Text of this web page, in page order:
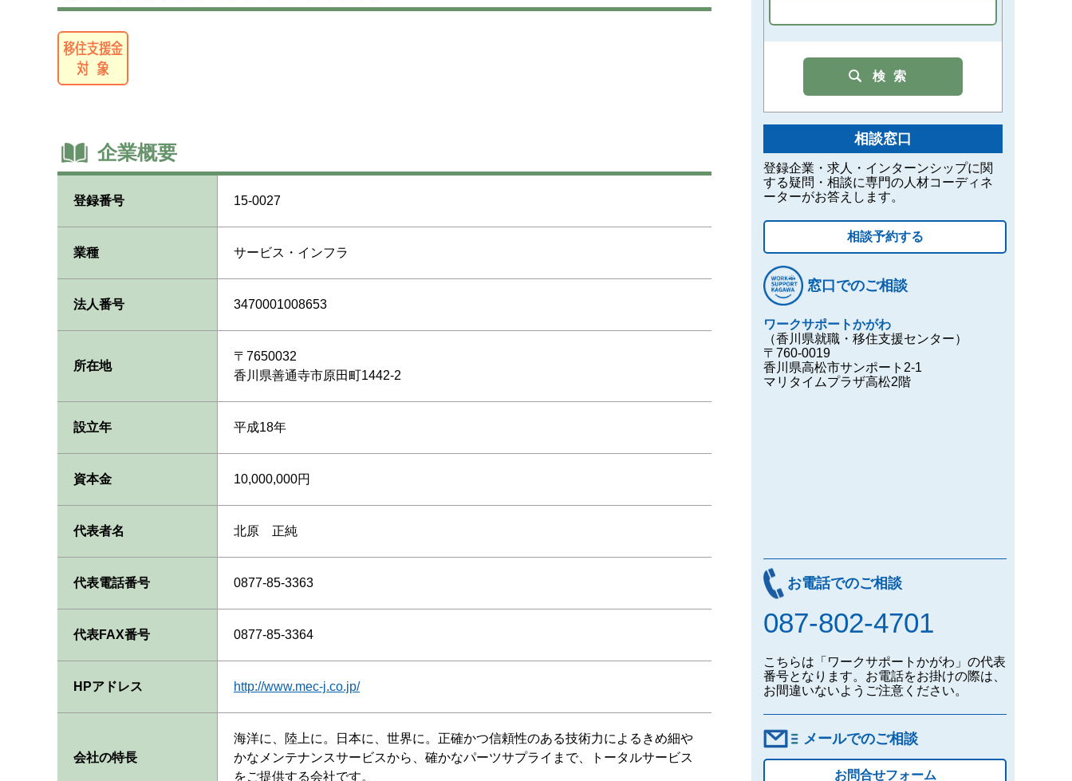
企業概要
登録番号 15-0027
業種 サービス・インフラ
法人番号 3470001008653
所在地
〒7650032
香川県善通寺市原田町1442-2
設立年 平成18年
資本金 10,000,000円
代表者名 北原 正純
代表電話番号 0877-85-3363
代表FAX番号 0877-85-3364
HPアドレス http://www.mec-j.co.jp/
会社の特長
海洋に、陸上に。日本に、世界に。正確かつ信頼性のある技術力によるきめ細や
かなメンテナンスサービスから、確かなパーツサプライまで、トータルサービス
をご提供する会社です。
検索
相談窓口
登録企業・求人・インターンシップに関
する疑問・相談に専門の人材コーディネ
ーターがお答えします。
相談予約する
窓口でのご相談
ワークサポートかがわ
（香川県就職・移住支援センター）
〒760-0019
香川県高松市サンポート2-1
マリタイムプラザ高松2階
お電話でのご相談
087-802-4701
こちらは「ワークサポートかがわ」の代表
番号となります。お電話をお掛けの際は、
お間違いないようご注意ください。
メールでのご相談
お問合せフォーム